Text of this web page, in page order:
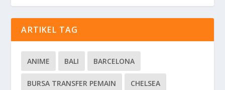
ARTIKEL TAG
ANIME BALI BARCELONA
BURSA TRANSFER PEMAIN CHELSEA